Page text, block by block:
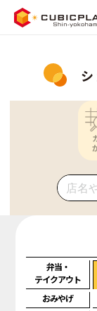
弁当・
テイクアウト
おみやげ